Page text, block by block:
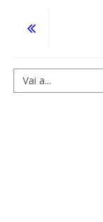
Vai a...